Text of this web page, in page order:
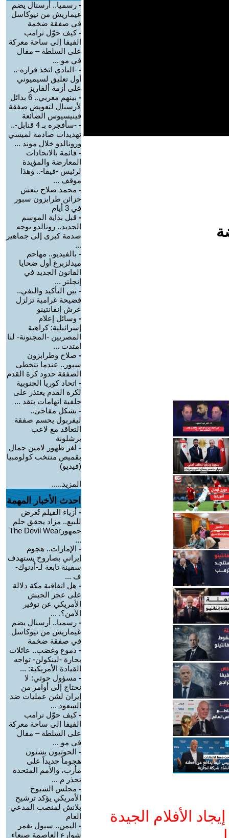
الأفلام الجيدة
- رسميا.. أرسنال يضم
غيماريش من نيوكاسل
في صفقة ضخمة
-كيف حوّل ترامب
الفيفا إلى ساحة معركة
على السلطة – مقال
في مو ...
- -النادي اتخذ قراره-..
أول تعليق لسيميوني
على أزمة ألفاريز
-
بينهم مغربي.. 6 بدائل
لأرسنال لتعويض صفقة
فينيسيوس الضائعة
-
-سأفجره بـ 4 قنابل-..
تهديدات صادمة لميسي
ورونالدو خلال موند ...
- قائمة بالاتحادات
المعارضة والمؤيدة
لرئيس -فيفا-.. وهذا
موقف ...
- محمد صلاح ينعش
خزائن طرابزون سبور
في 3 أيام
- قبل بداية الموسم
الجديد.. رونالدو يوجه
صدمة كبرى إلى جماهير
...
- بالفيديو.. مهاجم
ميدلزبرغ أول ضحايا
القانون الجديد في
إنجلتر ...
- بين التأكيد والنفي..
فضيحة غرامية تزلزل
عرش إنفانتينو
- وسائل إعلام
إسرائيلية: كراهية
المصريين -المجنونة- لنا
امتدت ...
- صلاح وطرابزون
سبور.. عندما تتخطى
الصفقة حدود كرة القدم
- اتحاد كوريا الجنوبية
لكرة القدم يعتذر على
خلفية اتهامات بتقد ...
- بشكل مفاجئ..
ليفربول يحسم صفقة
التعاقد مع لاعب
برشلونة
- لغز ظهور لامين جمال
بقميص منتخب كولومبيا
(فيديو)
المزيد.....
احدث الأخبار المهمة
- أزياء الفيلم تُعرض
للبيع.. مزاد يحقق حلم
جمهورThe Devil Wear
...
- الإمارات.. هجوم
إيراني بصاروخ يستهدف
سفينة تابعة لـ-أدنوك-
ف ...
- هل اتفاقية مكة دلالة
على عجز الجيش
الأمريكي عن توفير
الأمن؟. ...
- رسميا.. أرسنال يضم
غيماريش من نيوكاسل
في صفقة ضخمة
- دموع وغضب.. عائلات
بحارة -لينكولن- تواجه
القيادة الأمريكية: ...
- مسؤول حوثي: لا
نحتاج إلى أوامر من
إيران لشن عمليات ضد
السعود ...
-كيف حوّل ترامب
الفيفا إلى ساحة معركة
على السلطة – مقال
في مو ...
- الحوثيون يشنون
هجوماً جديداً على
مأرب، والأمم المتحدة
تحذر م ...
- مجلس الشيوخ
الأمريكي يؤكد ترشيح
بلانش لمنصب المدعي
العام
- اليمن.. سيول تغمر
شوارع العاصمة صنعاء